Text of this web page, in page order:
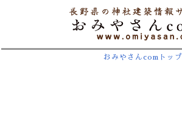
おみやさんcomトップ